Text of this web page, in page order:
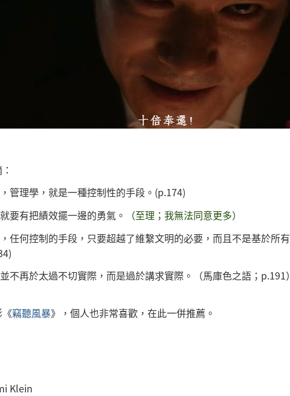
管理學，就是一種控制性的手段。(p.174)
要有把績效擺一邊的勇氣。
（至理；我無法同意更多）
任何控制的手段，只要超越了維繫文明的必要，而且不是基於所
不再於太過不切實際，而是過於講求實際。（馬庫色之語；p.191）
竊聽風暴》，個人也非常喜歡，在此一併推薦。
Klein